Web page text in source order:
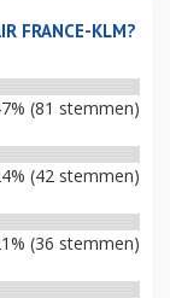
FRANCE-KLM?
(81 stemmen)
(42 stemmen)
(36 stemmen)